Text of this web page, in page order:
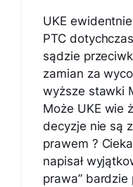
UKE
PTC
sądzie
zamian za
wyższe stawki
Może UKE wie
decyzje nie są
prawem ?
napisał
prawa” bardzie